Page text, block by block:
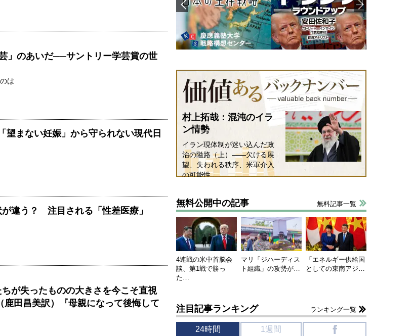
」のあいだ──サントリー学芸賞の世
は
望まない妊娠」から守られない現代日
違う？ 注目される「性差医療」
が失ったものの大きさを今こそ直視
田昌美訳）『母親になって後悔して
村上拓哉：混沌のイラ
ン情勢
イラン現体制が迷い込んだ政
治の隘路（上）――欠ける展
望、失われる秩序、米軍介入
の可能性
無料公開中の記事 無料記事一覧
4連戦の米中首脳会
談、第1戦で勝っ
た…
マリ「ジハーディス
ト組織」の攻勢が…
「エネルギー供給国
としての東南アジ…
注目記事ランキング ランキング一覧
24時間 1週間